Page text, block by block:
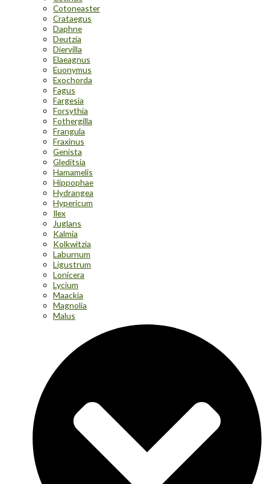
Cotoneaster
Crataegus
Daphne
Deutzia
Diervilla
Elaeagnus
Euonymus
Exochorda
Fagus
Fargesia
Forsythia
Fothergilla
Frangula
Fraxinus
Genista
Gleditsia
Hamamelis
Hippophae
Hydrangea
Hypericum
Ilex
Juglans
Kalmia
Kolkwitzia
Laburnum
Ligustrum
Lonicera
Lycium
Maackia
Magnolia
Malus